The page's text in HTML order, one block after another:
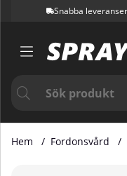
Snabba leveranser
Hem Fordonsvård